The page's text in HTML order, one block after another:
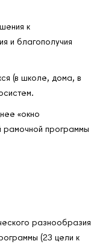
к
и благополучия
(в школе, дома, в
«окно
рамочной программы
разнообразия
(23 цели к